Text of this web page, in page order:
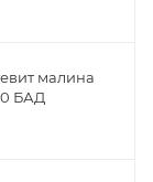
малина
БАД